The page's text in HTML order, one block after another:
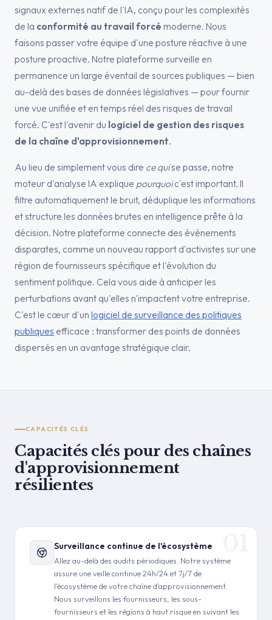
signaux externes natif de l'IA, conçu pour les complexités
de la conformité au travail forcé moderne. Nous
faisons passer votre équipe d'une posture réactive à une
posture proactive. Notre plateforme surveille en
permanence un large éventail de sources publiques — bien
au-delà des bases de données législatives — pour fournir
une vue unifiée et en temps réel des risques de travail
forcé. C'est l'avenir du logiciel de gestion des risques
de la chaîne d'approvisionnement.
Au lieu de simplement vous dire ce quise passe, notre
moteur d'analyse IA explique pourquoic'est important. Il
filtre automatiquement le bruit, déduplique les informations
et structure les données brutes en intelligence prête à la
décision. Notre plateforme connecte des événements
disparates, comme un nouveau rapport d'activistes sur une
région de fournisseurs spécifique et l'évolution du
sentiment politique. Cela vous aide à anticiper les
perturbations avant qu'elles n'impactent votre entreprise.
C'est le cœur d'un logiciel de surveillance des politiques
publiques efficace : transformer des points de données
dispersés en un avantage stratégique clair.
CAPACITÉS CLÉS
Capacités clés pour des chaînes
d'approvisionnement
résilientes
Surveillance continue de l'écosystème
Allez au-delà des audits périodiques. Notre système
assure une veille continue 24h/24 et 7j/7 de
l'écosystème de votre chaîne d'approvisionnement.
Nous surveillons les fournisseurs, les sous-
fournisseurs et les régions à haut risque en suivant les